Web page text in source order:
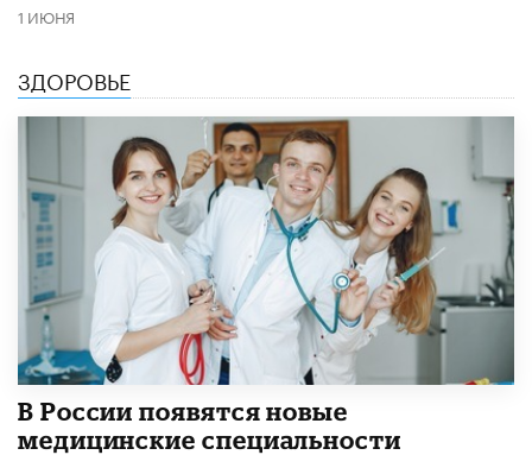
1 ИЮНЯ
ЗДОРОВЬЕ
В России появятся новые
медицинские специальности